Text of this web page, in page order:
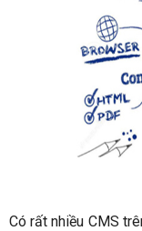
Có rất nhiều CMS